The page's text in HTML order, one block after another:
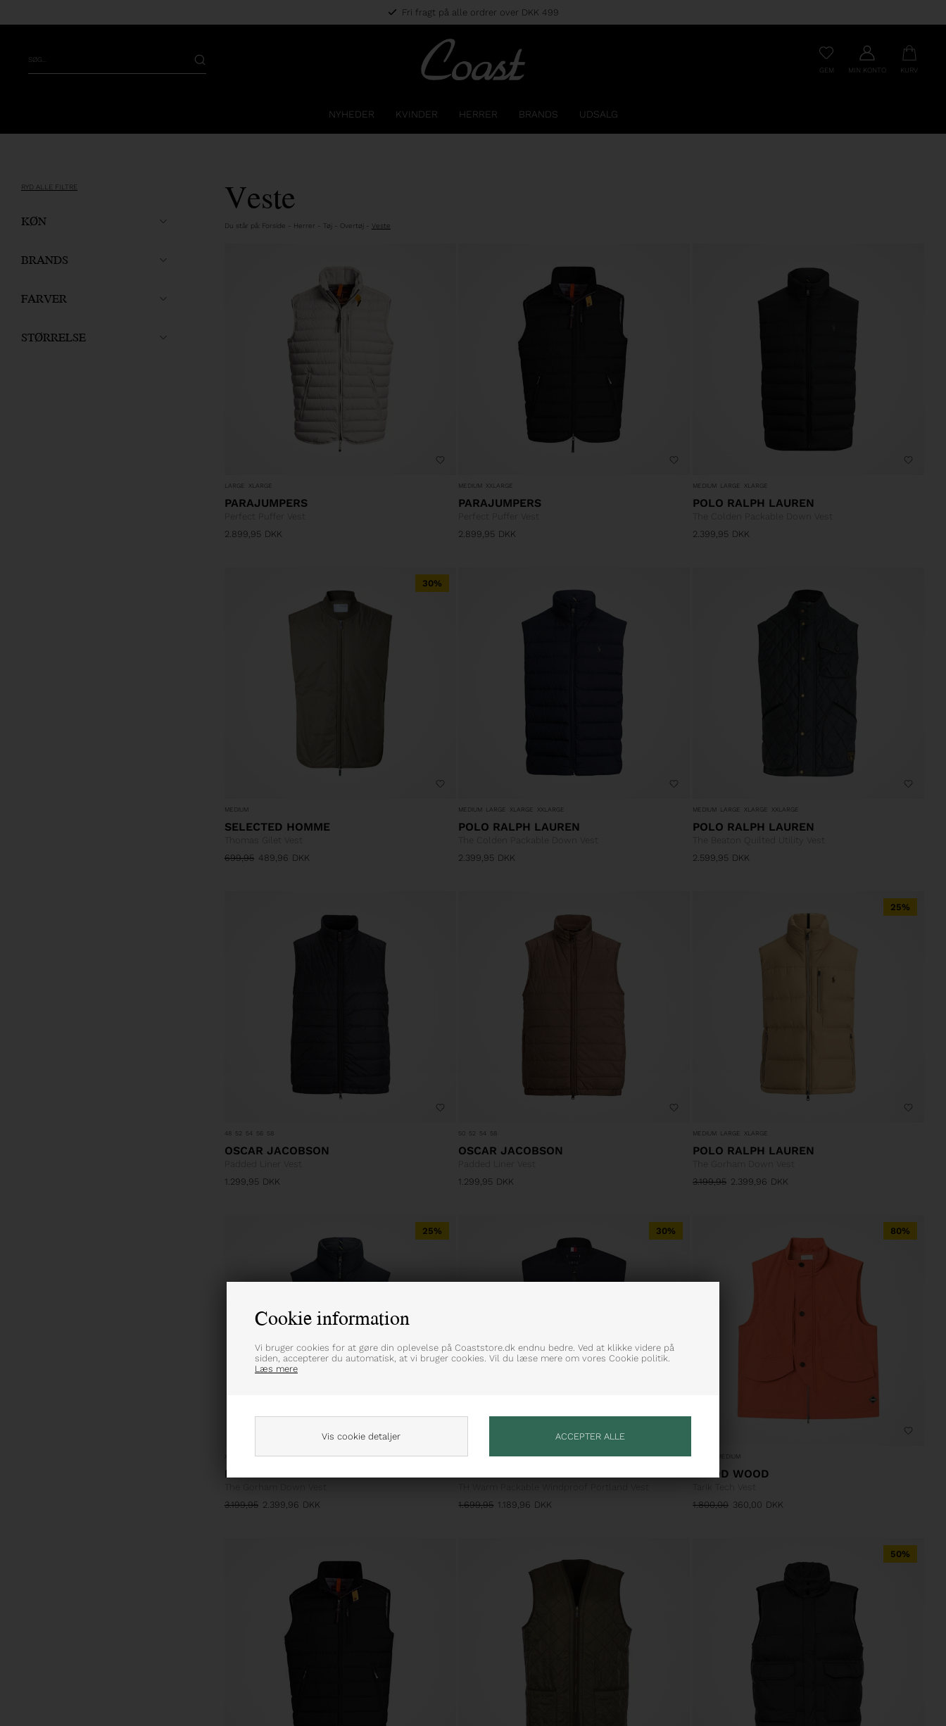
Cookie information
Vi bruger cookies for at gøre din oplevelse på Coaststore.dk endnu bedre. Ved at klikke videre på
siden, accepterer du automatisk, at vi bruger cookies. Vil du læse mere om vores Cookie politik.
Læs mere
Vis cookie detaljer
Fri fragt på alle ordrer over DKK 499
GEM MIN KONTO KURV
NYHEDER KVINDER HERRER BRANDS UDSALG
RYD ALLE FILTRE
KØN
BRANDS
FARVER
STØRRELSE
Veste
Du står på: Forside - Herrer - Tøj - Overtøj - Veste
LARGE XLARGE
PARAJUMPERS
2.899,95 DKK
MEDIUM XXLARGE
PARAJUMPERS
2.899,95 DKK
MEDIUM LARGE XLARGE
POLO RALPH LAUREN
The Colden Packable Down Vest
2.399,95 DKK
30%
MEDIUM
SELECTED HOMME
699,95 489,96 DKK
MEDIUM LARGE XLARGE XXLARGE
POLO RALPH LAUREN
The Colden Packable Down Vest
2.399,95 DKK
MEDIUM LARGE XLARGE XXLARGE
POLO RALPH LAUREN
2.599,95 DKK
48 52 54 56 58
OSCAR JACOBSON
1.299,95 DKK
50 52 54 58
OSCAR JACOBSON
1.299,95 DKK
25%
MEDIUM LARGE XLARGE
POLO RALPH LAUREN
3.199,95 2.399,96 DKK
25%
XXLARGE
POLO RALPH LAUREN
3.199,95 2.399,96 DKK
30%
MEDIUM LARGE XLARGE XXLARGE
1.699,95 1.189,96 DKK
80%
MEDIUM
WOOD WOOD
1.800,00 360,00 DKK
50%